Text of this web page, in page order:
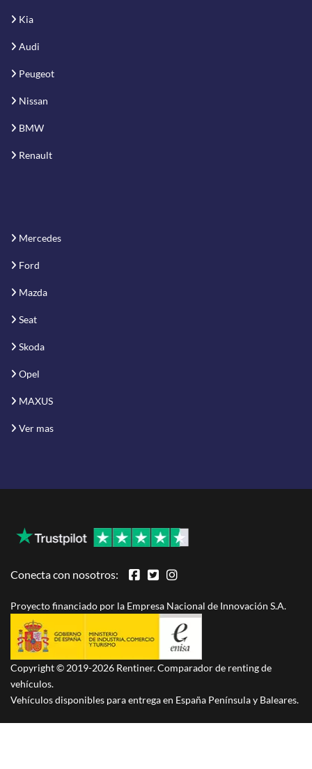
Kia
Audi
Peugeot
Nissan
BMW
Renault
Mercedes
Ford
Mazda
Seat
Skoda
Opel
MAXUS
Ver mas
Conecta con nosotros:
Proyecto financiado por la Empresa Nacional de Innovación S.A.
Copyright © 2019-2026 Rentiner. Comparador de renting de
vehículos.
Vehículos disponibles para entrega en España Península y Baleares.